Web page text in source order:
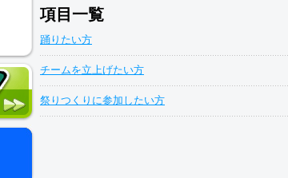
項目一覧
踊りたい方
チームを立上げたい方
祭りつくりに参加したい方